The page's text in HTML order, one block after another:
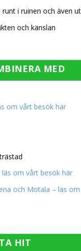
runt i ruinen och även
och känslan
MED
om vårt besök här
läs om vårt besök här
och Motala – läs
HIT